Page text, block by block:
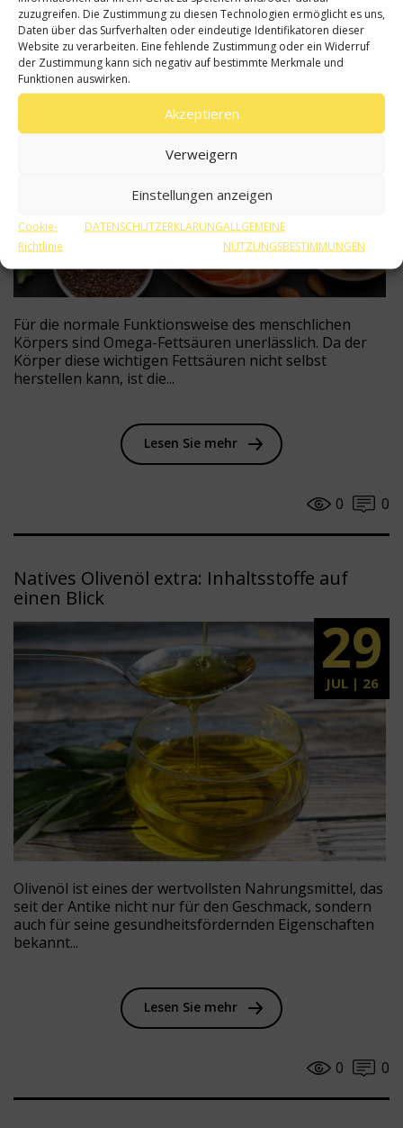
zuzugreifen. Die Zustimmung zu diesen Technologien ermöglicht es uns,
Daten über das Surfverhalten oder eindeutige Identifikatoren dieser
Website zu verarbeiten. Eine fehlende Zustimmung oder ein Widerruf
der Zustimmung kann sich negativ auf bestimmte Merkmale und
Funktionen auswirken.
Akzeptieren
Verweigern
Einstellungen anzeigen
Cookie-
Richtlinie
DATENSCHUTZERKLÄRUNGALLGEMEINE
NUTZUNGSBESTIMMUNGEN
Lebensmittel mit Omega-Fettsäuren für die
Gesundheit
05
Für die normale Funktionsweise des menschlichen
Körpers sind Omega-Fettsäuren unerlässlich. Da der
Körper diese wichtigen Fettsäuren nicht selbst
herstellen kann, ist die...
Lesen Sie mehr
0
0
Natives Olivenöl extra: Inhaltsstoffe auf
einen Blick
29
JUL | 26
Olivenöl ist eines der wertvollsten Nahrungsmittel, das
seit der Antike nicht nur für den Geschmack, sondern
auch für seine gesundheitsfördernden Eigenschaften
bekannt...
Lesen Sie mehr
0
0